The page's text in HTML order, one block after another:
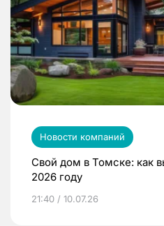
Новости компаний
Свой дом в Томске: как
2026 году
21:40 / 10.07.26